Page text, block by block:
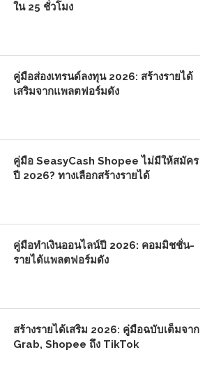
ใน 25 ชั่วโมง
คู่มือส่องเทรนด์ลงทุน 2026: สร้างรายได้
เสริมจากแพลตฟอร์มดัง
คู่มือ SeasyCash Shopee ไม่มีให้สมัคร
ปี 2026? ทางเลือกสร้างรายได้
คู่มือทำเงินออนไลน์ปี 2026: คอมมิชชั่น-
รายได้แพลตฟอร์มดัง
สร้างรายได้เสริม 2026: คู่มือฉบับเต็มจาก
Grab, Shopee ถึง TikTok